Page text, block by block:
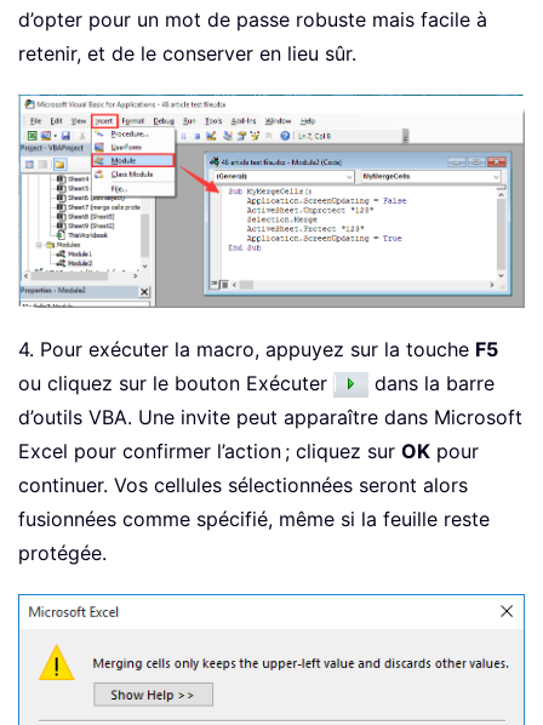
d’opter pour un mot de passe robuste mais facile à
retenir, et de le conserver en lieu sûr.
4. Pour exécuter la macro, appuyez sur la touche F5
ou cliquez sur le bouton Exécuter
dans la barre
d’outils VBA. Une invite peut apparaître dans Microsoft
Excel pour confirmer l’action ; cliquez sur OK pour
continuer. Vos cellules sélectionnées seront alors
fusionnées comme spécifié, même si la feuille reste
protégée.